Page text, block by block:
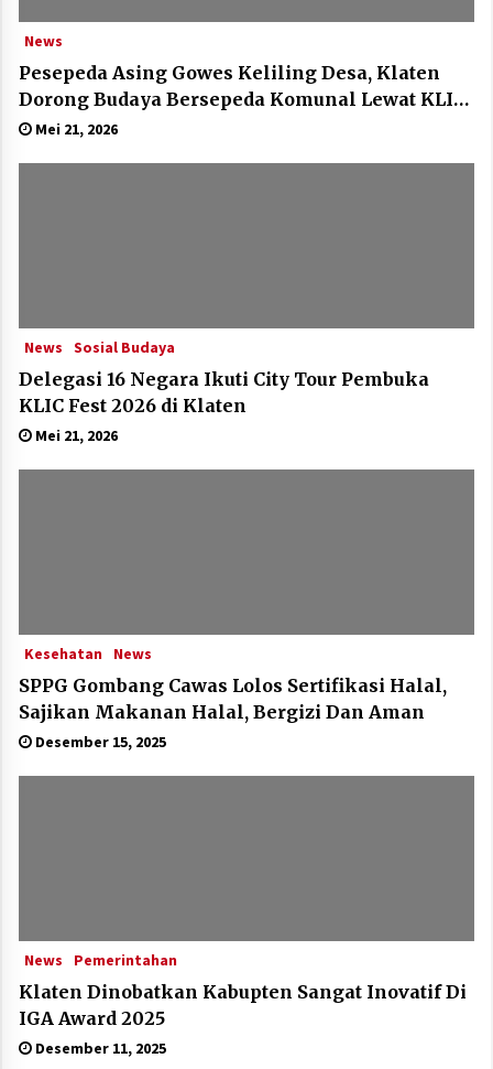
News
Pesepeda Asing Gowes Keliling Desa, Klaten
Dorong Budaya Bersepeda Komunal Lewat KLIC
Fest 2026
Mei 21, 2026
News Sosial Budaya
Delegasi 16 Negara Ikuti City Tour Pembuka
KLIC Fest 2026 di Klaten
Mei 21, 2026
Kesehatan News
SPPG Gombang Cawas Lolos Sertifikasi Halal,
Sajikan Makanan Halal, Bergizi Dan Aman
Desember 15, 2025
News Pemerintahan
Klaten Dinobatkan Kabupten Sangat Inovatif Di
IGA Award 2025
Desember 11, 2025